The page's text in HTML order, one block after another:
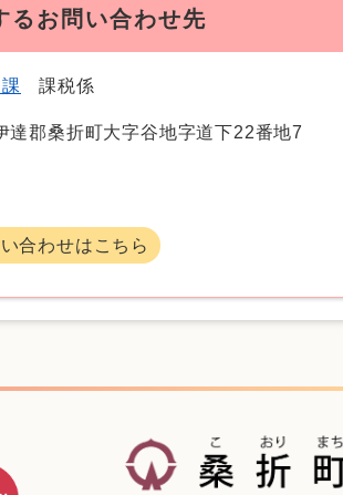
るお問い合わせ先
課税係
達郡桑折町大字谷地字道下22番地7
合わせはこちら